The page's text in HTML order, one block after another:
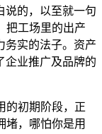
的，以至就一句
把工场里的出产
务实的法子。资产
企业推广及品牌的
初期阶段，正
堵，哪怕你是用